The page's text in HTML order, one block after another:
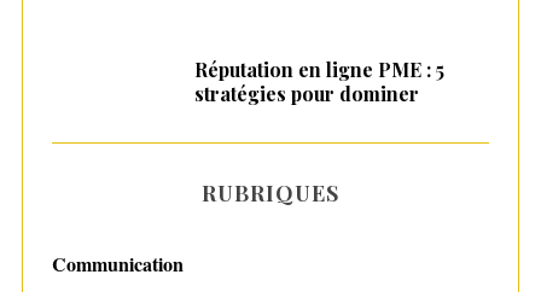
Réputation en ligne PME : 5
stratégies pour dominer
RUBRIQUES
Communication